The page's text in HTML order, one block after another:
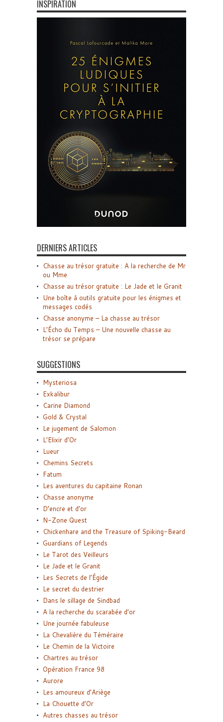
INSPIRATION
DERNIERS ARTICLES
Chasse au trésor gratuite : A la recherche de Mr
ou Mme
Chasse au trésor gratuite : Le Jade et le Granit
Une boîte à outils gratuite pour les énigmes et
messages codés
Chasse anonyme – La chasse au trésor
L’Écho du Temps – Une nouvelle chasse au
trésor se prépare
SUGGESTIONS
Mysteriosa
Exkalibur
Carine Diamond
Gold & Crystal
Le jugement de Salomon
L’Elixir d’Or
Lueur
Chemins Secrets
Fatum
Les aventures du capitaine Ronan
Chasse anonyme
D’encre et d’or
N-Zone Quest
Chickenhare and the Treasure of Spiking-Beard
Guardians of Legends
Le Tarot des Veilleurs
Le Jade et le Granit
Les Secrets de l’Égide
Le secret du destrier
Dans le sillage de Sindbad
A la recherche du scarabée d’or
Une journée fabuleuse
La Chevalière du Téméraire
Le Chemin de la Victoire
Chartres au trésor
Opération France 98
Aurore
Les amoureux d’Ariège
La Chouette d’Or
Autres chasses au trésor